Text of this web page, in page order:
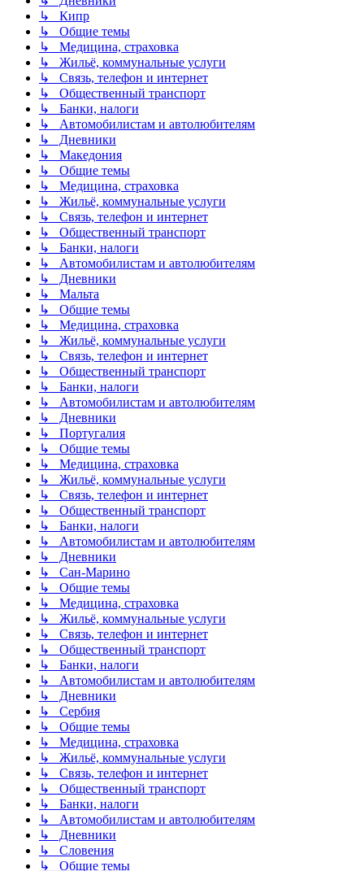
↳ Кипр
↳ Общие темы
↳ Медицина, страховка
↳ Жильё, коммунальные услуги
↳ Связь, телефон и интернет
↳ Общественный транспорт
↳ Банки, налоги
↳ Автомобилистам и автолюбителям
↳ Дневники
↳ Македония
↳ Общие темы
↳ Медицина, страховка
↳ Жильё, коммунальные услуги
↳ Связь, телефон и интернет
↳ Общественный транспорт
↳ Банки, налоги
↳ Автомобилистам и автолюбителям
↳ Дневники
↳ Мальта
↳ Общие темы
↳ Медицина, страховка
↳ Жильё, коммунальные услуги
↳ Связь, телефон и интернет
↳ Общественный транспорт
↳ Банки, налоги
↳ Автомобилистам и автолюбителям
↳ Дневники
↳ Португалия
↳ Общие темы
↳ Медицина, страховка
↳ Жильё, коммунальные услуги
↳ Связь, телефон и интернет
↳ Общественный транспорт
↳ Банки, налоги
↳ Автомобилистам и автолюбителям
↳ Дневники
↳ Сан-Марино
↳ Общие темы
↳ Медицина, страховка
↳ Жильё, коммунальные услуги
↳ Связь, телефон и интернет
↳ Общественный транспорт
↳ Банки, налоги
↳ Автомобилистам и автолюбителям
↳ Дневники
↳ Сербия
↳ Общие темы
↳ Медицина, страховка
↳ Жильё, коммунальные услуги
↳ Связь, телефон и интернет
↳ Общественный транспорт
↳ Банки, налоги
↳ Автомобилистам и автолюбителям
↳ Дневники
↳ Словения
↳ Общие темы